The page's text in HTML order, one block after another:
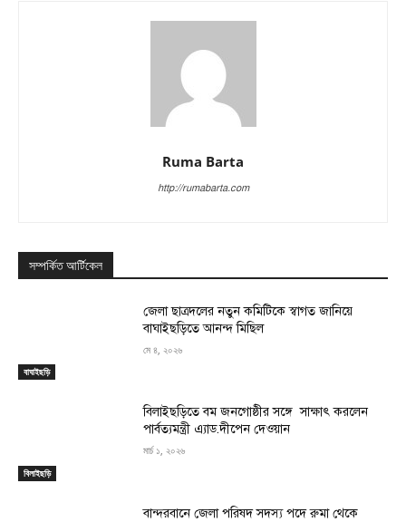
Ruma Barta
http://rumabarta.com
সম্পর্কিত আর্টিকেল
বাঘাইছড়ি
জেলা ছাত্রদলের নতুন কমিটিকে স্বাগত জানিয়ে
বাঘাইছড়িতে আনন্দ মিছিল
মে ৪, ২০২৬
বিলাইছড়ি
বিলাইছড়িতে বম জনগোষ্ঠীর সঙ্গে সাক্ষাৎ করলেন
পার্বত্যমন্ত্রী এ্যাড.দীপেন দেওয়ান
মার্চ ১, ২০২৬
বান্দরবানে জেলা পরিষদ সদস্য পদে রুমা থেকে